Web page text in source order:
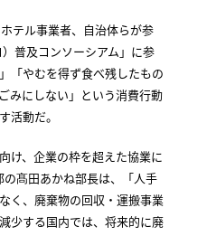
テル事業者、自治体らが参
普及コンソーシアム」に参
「やむを得ず食べ残したもの
みにしない」という消費行動
活動だ。
け、企業の枠を超えた協業に
髙田あかね部長は、「人手
く、廃棄物の回収・運搬事業
少する国内では、将来的に廃